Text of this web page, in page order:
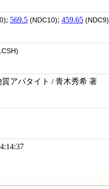
; 569.5 (NDC10); 459.65 (NDC9)
アパタイト / 青木秀希 著